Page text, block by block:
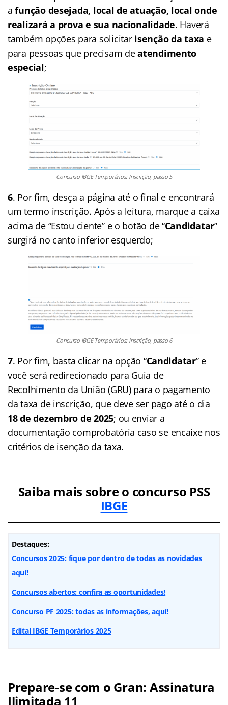
afunção desejada, local de atuação, local onde
realizará a prova e sua nacionalidade. Haverá
também opções para solicitarisenção da taxa e
para pessoas que precisam deatendimento
especial;
Concurso IBGE Temporários: Inscrição, passo 5
6. Por fim, desça a página até o final e encontrará
um termo inscrição. Após a leitura, marque a caixa
acima de “Estou ciente” e o botão de “Candidatar”
surgirá no canto inferior esquerdo;
Concurso IBGE Temporários: Inscrição, passo 6
7. Por fim, basta clicar na opção “Candidatar” e
você será redirecionado para Guia de
Recolhimento da União (GRU) para o pagamento
da taxa de inscrição, que deve ser pago até o dia
18 de dezembro de 2025; ou enviar a
documentação comprobatória caso se encaixe nos
critérios de isenção da taxa.
Saiba mais sobre o concurso PSS
IBGE
Destaques:
Concursos 2025: fique por dentro de todas as novidades
aqui!
Concursos abertos: confira as oportunidades!
Concurso PF 2025: todas as informações, aqui!
Edital IBGE Temporários 2025
Prepare-se com o Gran: Assinatura
Ilimitada 11